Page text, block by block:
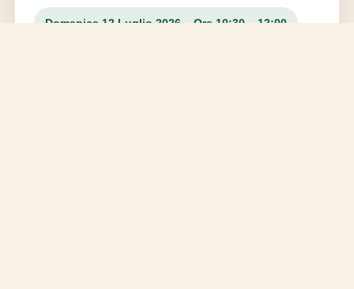
Domenica 12 Luglio 2026 – Ore 10:30 – 12:00